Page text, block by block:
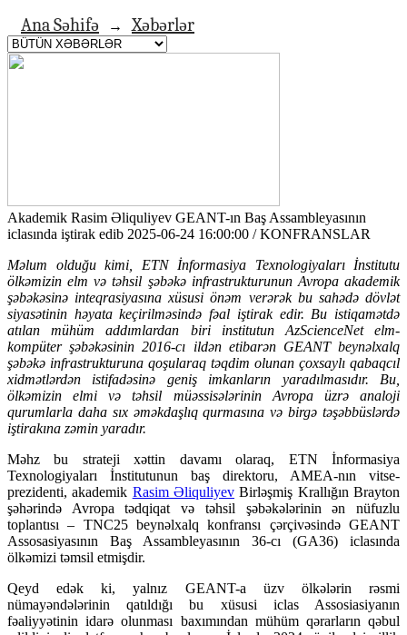
Ana Səhifə → Xəbərlər
Akademik Rasim Əliquliyev GEANT-ın Baş Assambleyasının
iclasında iştirak edib 2025-06-24 16:00:00 / KONFRANSLAR
Məlum olduğu kimi, ETN İnformasiya Texnologiyaları İnstitutu
ölkəmizin elm və təhsil şəbəkə infrastrukturunun Avropa akademik
şəbəkəsinə inteqrasiyasına xüsusi önəm verərək bu sahədə dövlət
siyasətinin həyata keçirilməsində fəal iştirak edir. Bu istiqamətdə
atılan mühüm addımlardan biri institutun AzScienceNet elm-
kompüter şəbəkəsinin 2016-cı ildən etibarən GEANT beynəlxalq
şəbəkə infrastrukturuna qoşularaq təqdim olunan çoxsaylı qabaqcıl
xidmətlərdən istifadəsinə geniş imkanların yaradılmasıdır. Bu,
ölkəmizin elmi və təhsil müəssisələrinin Avropa üzrə analoji
qurumlarla daha sıx əməkdaşlıq qurmasına və birgə təşəbbüslərdə
iştirakına zəmin yaradır.
Məhz bu strateji xəttin davamı olaraq, ETN İnformasiya
Texnologiyaları İnstitutunun baş direktoru, AMEA-nın vitse-
prezidenti, akademik Rasim Əliquliyev Birləşmiş Krallığın Brayton
şəhərində Avropa tədqiqat və təhsil şəbəkələrinin ən nüfuzlu
toplantısı – TNC25 beynəlxalq konfransı çərçivəsində GEANT
Assosasiyasının Baş Assambleyasının 36-cı (GA36) iclasında
ölkəmizi təmsil etmişdir.
Qeyd edək ki, yalnız GEANT-a üzv ölkələrin rəsmi
nümayəndələrinin qatıldığı bu xüsusi iclas Assosiasiyanın
fəaliyyətinin idarə olunması baxımından mühüm qərarların qəbul